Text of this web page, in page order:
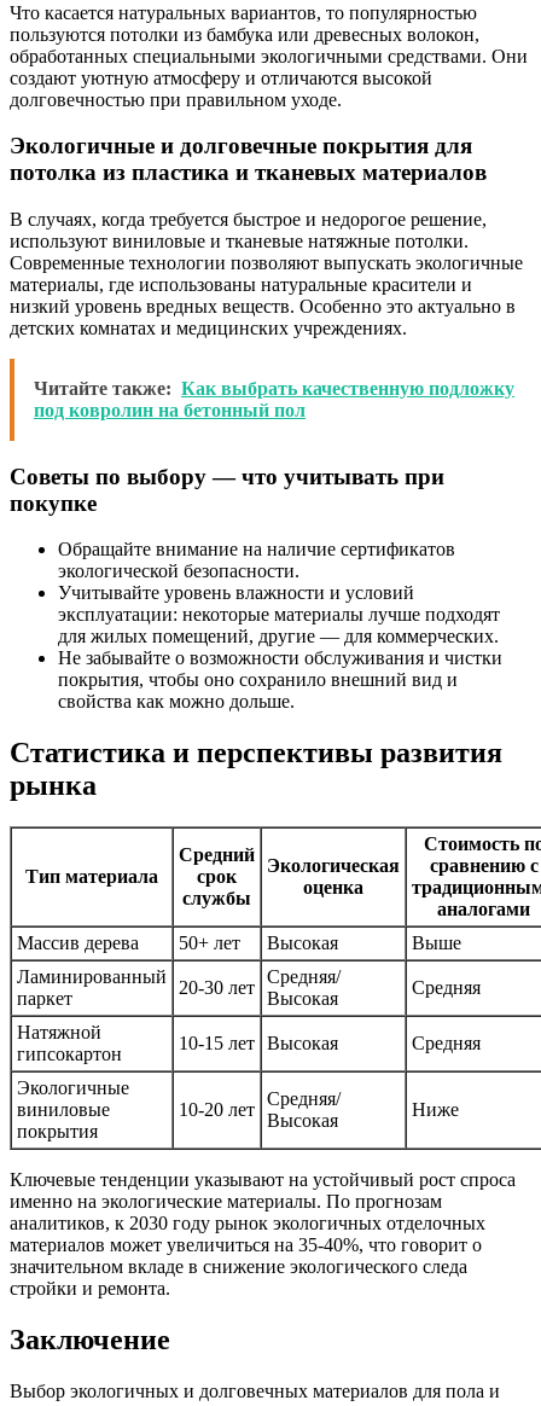
Что касается натуральных вариантов, то популярностью
пользуются потолки из бамбука или древесных волокон,
обработанных специальными экологичными средствами. Они
создают уютную атмосферу и отличаются высокой
долговечностью при правильном уходе.
Экологичные и долговечные покрытия для
потолка из пластика и тканевых материалов
В случаях, когда требуется быстрое и недорогое решение,
используют виниловые и тканевые натяжные потолки.
Современные технологии позволяют выпускать экологичные
материалы, где использованы натуральные красители и
низкий уровень вредных веществ. Особенно это актуально в
детских комнатах и медицинских учреждениях.
Читайте также: Как выбрать качественную подложку
под ковролин на бетонный пол
Советы по выбору — что учитывать при
покупке
Обращайте внимание на наличие сертификатов
экологической безопасности.
Учитывайте уровень влажности и условий
эксплуатации: некоторые материалы лучше подходят
для жилых помещений, другие — для коммерческих.
Не забывайте о возможности обслуживания и чистки
покрытия, чтобы оно сохранило внешний вид и
свойства как можно дольше.
Статистика и перспективы развития
рынка
Тип материала
Средний
срок
службы
Экологическая
оценка
Стоимость
сравнению с
аналогами
Массив дерева
50+ лет Высокая
Выше
Ламинированный
паркет
20-30 лет
Средняя/
Высокая
Средняя
Натяжной
гипсокартон
10-15 лет Высокая Средняя
Экологичные
виниловые
покрытия
10-20 лет
Средняя/
Высокая
Ниже
Ключевые тенденции указывают на устойчивый рост спроса
именно на экологические материалы. По прогнозам
аналитиков, к 2030 году рынок экологичных отделочных
материалов может увеличиться на 35-40%, что говорит о
значительном вкладе в снижение экологического следа
стройки и ремонта.
Заключение
Выбор экологичных и долговечных материалов для пола и